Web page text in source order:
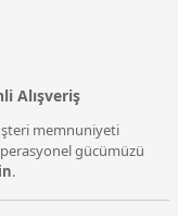
Alışveriş
memnuniyeti
gücümüzü
.